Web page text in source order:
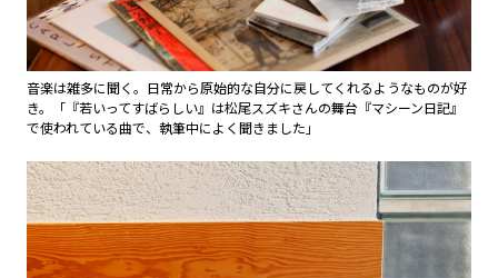
音楽は雑多に聞く。日常から原始的な自分に戻してくれるようなものが好
き。「『若いってすばらしい』は松尾スズキさんの舞台『マシーン日記』
で使われている曲で、執筆中によく聞きました」